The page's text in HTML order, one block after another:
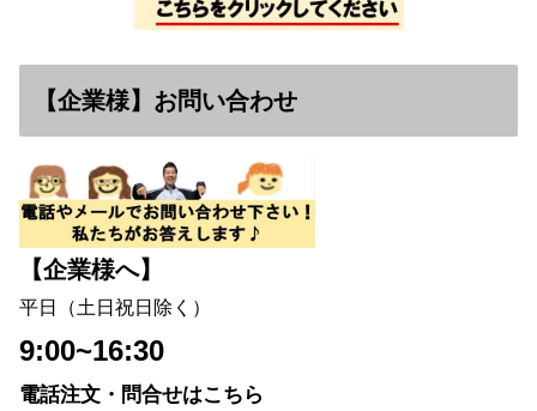
【企業様】お問い合わせ
【企業様へ】
平日（土日祝日除く）
9:00~16:30
電話注文・問合せはこちら